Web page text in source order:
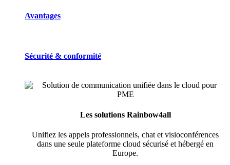
Avantages
Sécurité & conformité
Les solutions Rainbow4all
Unifiez les appels professionnels, chat et visioconférences
dans une seule plateforme cloud sécurisé et hébergé en
Europe.